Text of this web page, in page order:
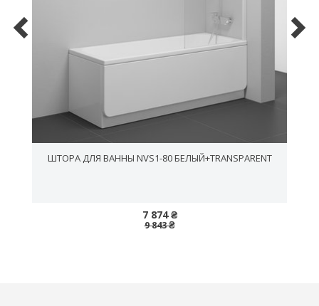
ШТОРА ДЛЯ ВАННЫ NVS1-80 БЕЛЫЙ+TRANSPARENT
7 874 ₴
9 843 ₴